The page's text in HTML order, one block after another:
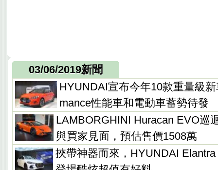
03/06/2019新聞
HYUNDAI宣布今年10款重量級
mance性能車和電動車蓄勢待發
LAMBORGHINI Huracan EVO巡
與買家見面，預估售價1508萬
挾帶神器而來，HYUNDAI